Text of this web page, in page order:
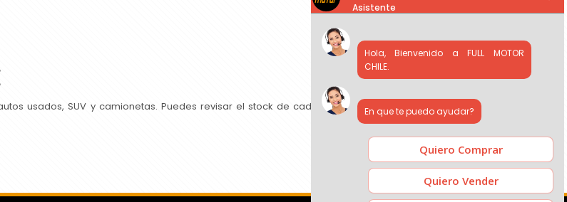
usados, SUV y camionetas. Puedes revisar el stock de cada concesionario, comparar precios y contactar
Asistente
Hola, Bienvenido a FULL MOTOR
CHILE.
En que te puedo ayudar?
Quiero Comprar
Quiero Vender